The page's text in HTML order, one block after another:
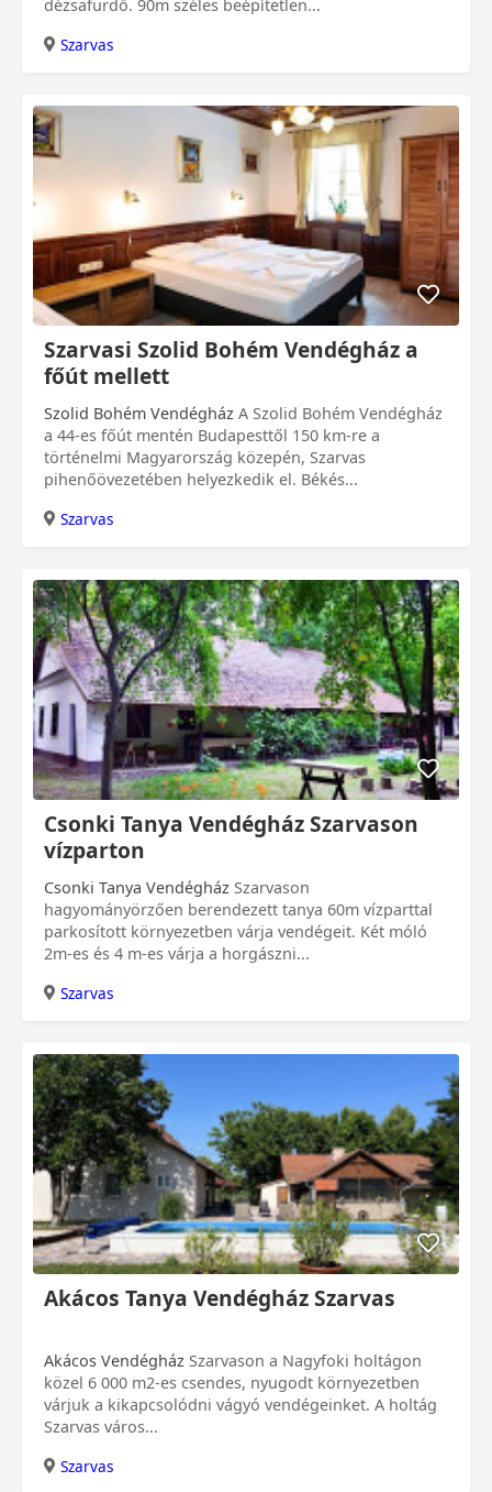
dézsafürdő. 90m széles beépítetlen...
Szarvas
0 Ft
Szarvasi Szolid Bohém Vendégház a
főút mellett
Szolid Bohém Vendégház
a 44-es főút mentén Budapesttől 150 km-re a
történelmi Magyarország közepén, Szarvas
pihenőövezetében helyezkedik el. Békés...
Szarvas
0 Ft
Csonki Tanya Vendégház Szarvason
vízparton
Csonki Tanya Vendégház
hagyományörzően berendezett tanya 60m vízparttal
parkosított környezetben várja vendégeit. Két móló
2m-es és 4 m-es várja a horgászni...
Szarvas
Akácos Tanya Vendégház Szarvas
Akácos Vendégház
közel 6 000 m2-es csendes, nyugodt környezetben
várjuk a kikapcsolódni vágyó vendégeinket. A holtág
Szarvas város...
Szarvas